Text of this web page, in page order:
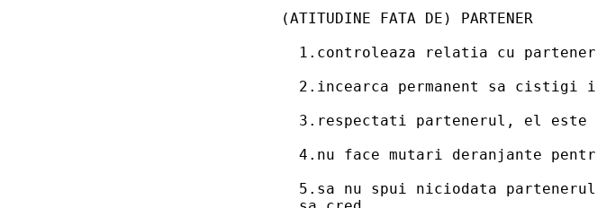
(ATITUDINE FATA DE) PARTENER
1.controleaza relatia cu
2.incearca permanent sa cistigi
3.respectati partenerul, el este
4.nu face mutari deranjante
5.sa nu spui niciodata